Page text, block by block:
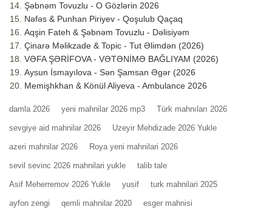
Şəbnəm Tovuzlu - O Gözlərin 2026
Nəfəs & Punhan Piriyev - Qoşulub Qaçaq
Aqşin Fateh & Şəbnəm Tovuzlu - Dəlisiyəm
Çinarə Məlikzade & Topic - Tut Əlimdən (2026)
VƏFA ŞƏRİFOVA - VƏTƏNİMƏ BAĞLIYAM (2026)
Aysun İsmayılova - Sən Şamsan Əgər (2026
Memişhkhan & Könül Aliyeva - Ambulance 2026
damla 2026 yeni mahnilar 2026 mp3 Türk mahnıları 2026
sevgiye aid mahnilar 2026 Uzeyir Mehdizade 2026 Yukle
azeri mahnilar 2026 Roya yeni mahnilari 2026
sevil sevinc 2026 mahnilari yukle talib tale
Asif Meherremov 2026 Yukle yusif turk mahnilari 2025
ayfon zengi qemli mahnilar 2020 esger mahnisi